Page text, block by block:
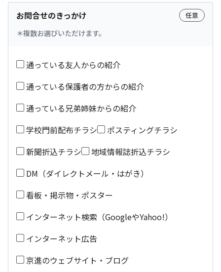
お問合せのきっかけ 任意
複数お選びいただけます。
通っている友人からの紹介
通っている保護者の方からの紹介
通っている兄弟姉妹からの紹介
学校門前配布チラシ
ポスティングチラシ
新聞折込チラシ
地域情報誌折込チラシ
DM（ダイレクトメール・はがき）
看板・掲示物・ポスター
インターネット検索（GoogleやYahoo!）
インターネット広告
京進のウェブサイト・ブログ